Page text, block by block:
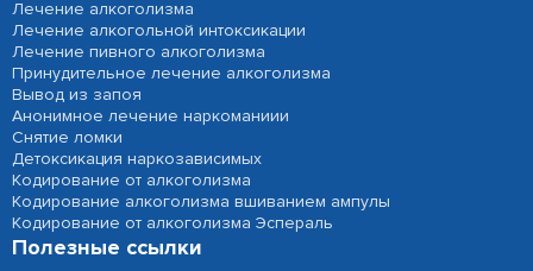
Лечение алкоголизма
Лечение алкогольной интоксикации
Лечение пивного алкоголизма
Принудительное лечение алкоголизма
Вывод из запоя
Анонимное лечение наркоманиии
Снятие ломки
Детоксикация наркозависимых
Кодирование от алкоголизма
Кодирование алкоголизма вшиванием ампулы
Кодирование от алкоголизма Эспераль
Полезные ссылки